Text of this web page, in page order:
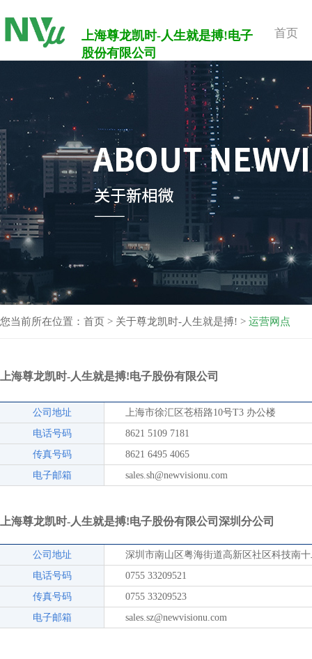
首页
上海尊龙凯时-人生就是搏!电子
股份有限公司
您当前所在位置： 首页 > 关于尊龙凯时-人生就是搏! > 运营网点
上海尊龙凯时-人生就是搏!电子股份有限公司
公司地址
上海市徐汇区苍梧路10号T3 办公楼
电话号码
8621 5109 7181
传真号码
8621 6495 4065
电子邮箱
sales.sh@newvisionu.com
上海尊龙凯时-人生就是搏!电子股份有限公司深圳分公司
公司地址
深圳市南山区粤海街道高新区社区科技南
电话号码
0755 33209521
传真号码
0755 33209523
电子邮箱
sales.sz@newvisionu.com